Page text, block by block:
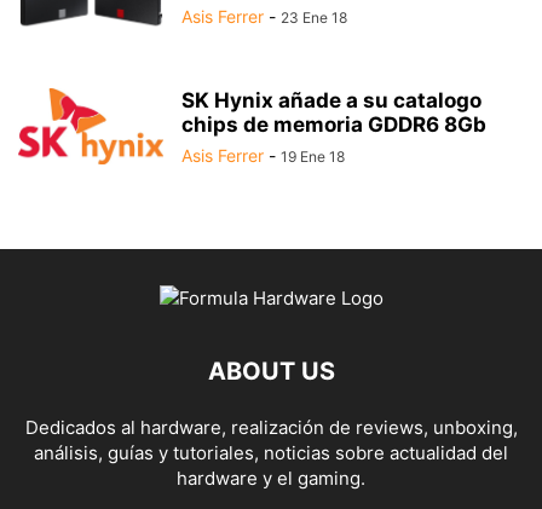
Asis Ferrer - 23 Ene 18
SK Hynix añade a su catalogo
chips de memoria GDDR6 8Gb
Asis Ferrer - 19 Ene 18
ABOUT US
Dedicados al hardware, realización de reviews, unboxing,
análisis, guías y tutoriales, noticias sobre actualidad del
hardware y el gaming.